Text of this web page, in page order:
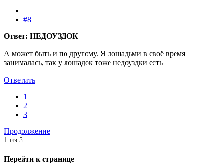
#8
Ответ: НЕДОУЗДОК
А может быть и по другому. Я лошадьми в своё время
занималась, так у лошадок тоже недоуздки есть
Ответить
1
2
3
Продолжение
1 из 3
Перейти к странице